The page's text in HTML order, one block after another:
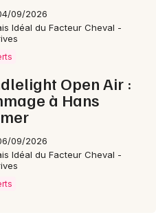
09/2026
Idéal du Facteur Cheval -
Open Air :
à Hans
09/2026
Idéal du Facteur Cheval -